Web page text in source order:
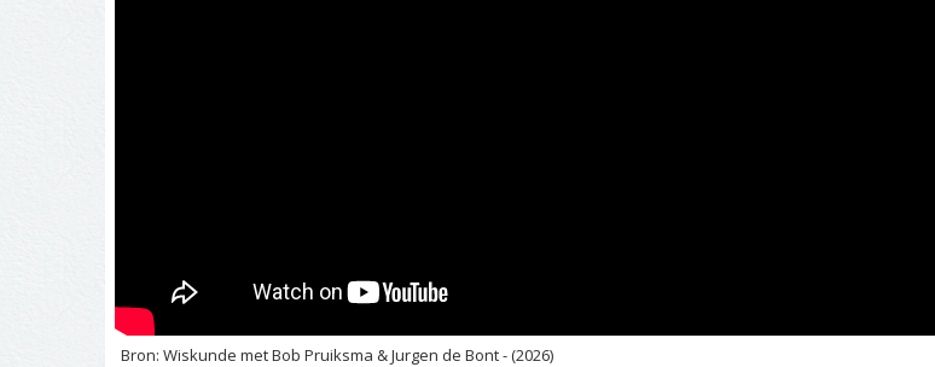
Bron: Wiskunde met Bob Pruiksma & Jurgen de Bont - (2026)